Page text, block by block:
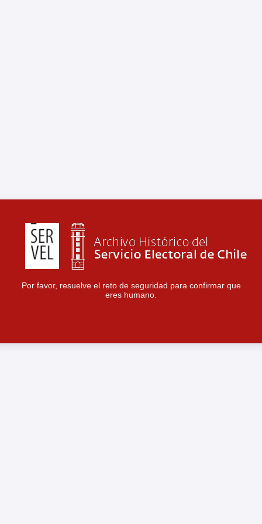
Por favor, resuelve el reto de seguridad para confirmar que
eres humano.